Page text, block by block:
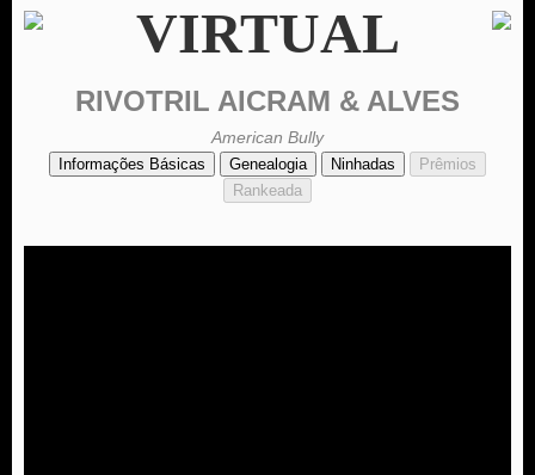
VIRTUAL
RIVOTRIL AICRAM & ALVES
American Bully
Informações Básicas Genealogia Ninhadas
Prêmios
Rankeada